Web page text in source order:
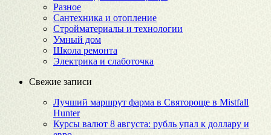
Разное
Сантехника и отопление
Стройматериалы и технологии
Умный дом
Школа ремонта
Электрика и слаботочка
Свежие записи
Лучший маршрут фарма в Святороще в Mistfall
Hunter
Курсы валют 8 августа: рубль упал к доллару и